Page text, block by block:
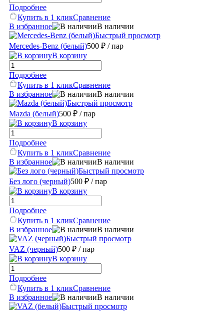
Подробнее
Купить в 1 кликСравнение
В избранное
В наличии
Быстрый просмотр
Mercedes-Benz (белый)500 ₽ / пар
В корзину
Подробнее
Купить в 1 кликСравнение
В избранное
В наличии
Быстрый просмотр
Mazda (белый)500 ₽ / пар
В корзину
Подробнее
Купить в 1 кликСравнение
В избранное
В наличии
Быстрый просмотр
Без лого (черный)500 ₽ / пар
В корзину
Подробнее
Купить в 1 кликСравнение
В избранное
В наличии
Быстрый просмотр
VAZ (черный)500 ₽ / пар
В корзину
Подробнее
Купить в 1 кликСравнение
В избранное
В наличии
Быстрый просмотр